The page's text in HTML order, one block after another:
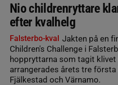
Nio childrenryttare
efter kvalhelg
Falsterbo-kval Jakten på en
Children's Challenge i
hoppryttarna som tagit klivet
arrangerades årets tre första
Fjälkestad och Värnamo.